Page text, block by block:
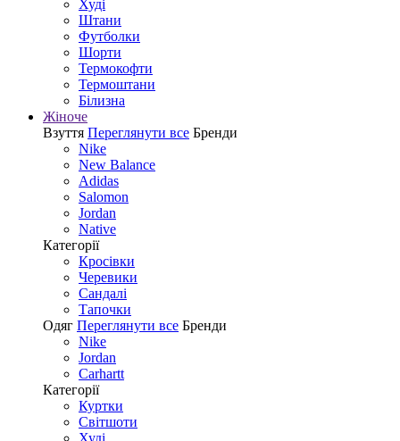
Худі
Штани
Футболки
Шорти
Термокофти
Термоштани
Білизна
Жіноче
Взуття Переглянути все Бренди
Nike
New Balance
Adidas
Salomon
Jordan
Native
Категорії
Кросівки
Черевики
Сандалі
Tапочки
Одяг Переглянути все Бренди
Nike
Jordan
Carhartt
Категорії
Куртки
Світшоти
Худі